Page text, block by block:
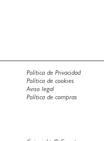
Política de Privacidad
Política de cookies
Aviso legal
Política de compras